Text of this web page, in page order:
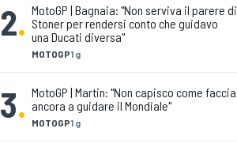
2.
MOTOGP1 g
MotoGP | Bagnaia: "Non serviva il parere di
Stoner per rendersi conto che guidavo
una Ducati diversa"
3. MOTOGP1 g
MotoGP | Martin: "Non capisco come faccia
ancora a guidare il Mondiale"